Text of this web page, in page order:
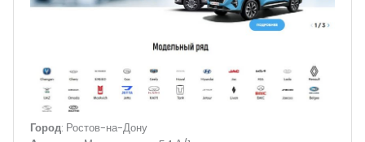
Город: Ростов-на-Дону